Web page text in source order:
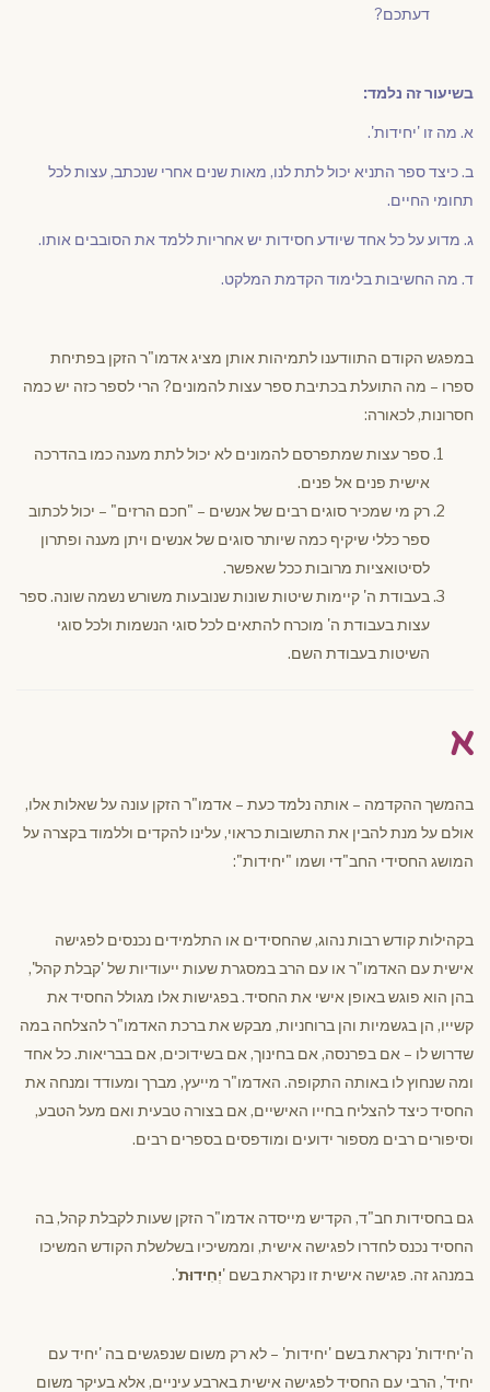
דעתכם?
בשיעור זה נלמד:
א. מה זו 'יחידות'.
ב. כיצד ספר התניא יכול לתת לנו, מאות שנים אחרי שנכתב, עצות לכל
תחומי החיים.
ג. מדוע על כל אחד שיודע חסידות יש אחריות ללמד את הסובבים אותו.
ד. מה החשיבות בלימוד הקדמת המלקט.
במפגש הקודם התוודענו לתמיהות אותן מציג אדמו"ר הזקן בפתיחת
ספרו – מה התועלת בכתיבת ספר עצות להמונים? הרי לספר כזה יש כמה
חסרונות, לכאורה:
ספר עצות שמתפרסם להמונים לא יכול לתת מענה כמו בהדרכה
אישית פנים אל פנים.
רק מי שמכיר סוגים רבים של אנשים – "חכם הרזים" – יכול לכתוב
ספר כללי שיקיף כמה שיותר סוגים של אנשים ויתן מענה ופתרון
לסיטואציות מרובות ככל שאפשר.
בעבודת ה' קיימות שיטות שונות שנובעות משורש נשמה שונה. ספר
עצות בעבודת ה' מוכרח להתאים לכל סוגי הנשמות ולכל סוגי
השיטות בעבודת השם.
א
בהמשך ההקדמה – אותה נלמד כעת – אדמו"ר הזקן עונה על שאלות אלו,
אולם על מנת להבין את התשובות כראוי, עלינו להקדים וללמוד בקצרה על
המושג החסידי החב"די ושמו "יחידות":
בקהילות קודש רבות נהוג, שהחסידים או התלמידים נכנסים לפגישה
אישית עם האדמו"ר או עם הרב במסגרת שעות ייעודיות של 'קבלת קהל',
בהן הוא פוגש באופן אישי את החסיד. בפגישות אלו מגולל החסיד את
קשייו, הן בגשמיות והן ברוחניות, מבקש את ברכת האדמו"ר להצלחה במה
שדרוש לו – אם בפרנסה, אם בחינוך, אם בשידוכים, אם בבריאות. כל אחד
ומה שנחוץ לו באותה התקופה. האדמו"ר מייעץ, מברך ומעודד ומנחה את
החסיד כיצד להצליח בחייו האישיים, אם בצורה טבעית ואם מעל הטבע,
וסיפורים רבים מספור ידועים ומודפסים בספרים רבים.
גם בחסידות חב"ד, הקדיש מייסדה אדמו"ר הזקן שעות לקבלת קהל, בה
החסיד נכנס לחדרו לפגישה אישית, וממשיכיו בשלשלת הקודש המשיכו
במנהג זה. פגישה אישית זו נקראת בשם 'יְחִידוּת'.
ה'יחידות' נקראת בשם 'יחידות' – לא רק משום שנפגשים בה 'יחיד עם
יחיד', הרבי עם החסיד לפגישה אישית בארבע עיניים, אלא בעיקר משום